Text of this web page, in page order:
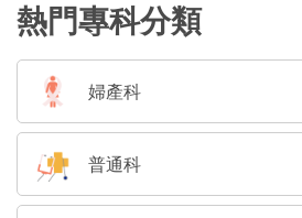
熱門專科分類
婦產科
普通科